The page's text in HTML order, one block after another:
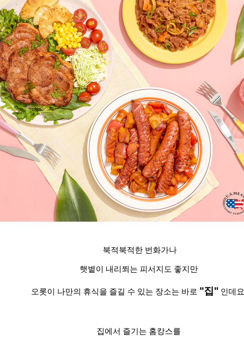
북적북적한 번화가나
햇볕이 내리쬐는 피서지도 좋지만
오롯이 나만의 휴식을 즐길 수 있는 장소는 바로 "집" 인데요
집에서 즐기는 홈캉스를